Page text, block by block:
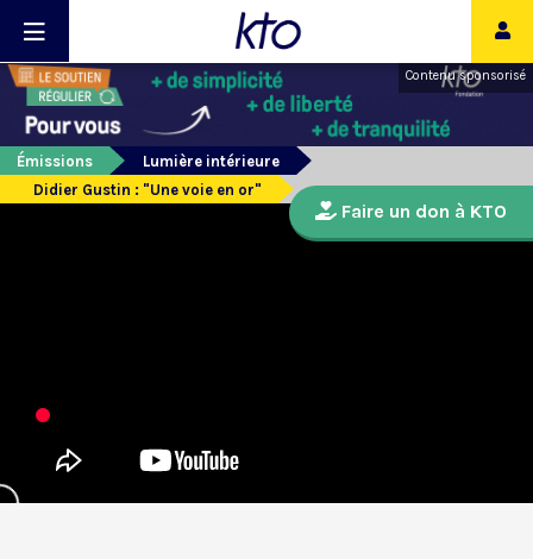
Contenu sponsorisé
Émissions
Lumière intérieure
Didier Gustin : "Une voie en or"
Faire un don à KTO